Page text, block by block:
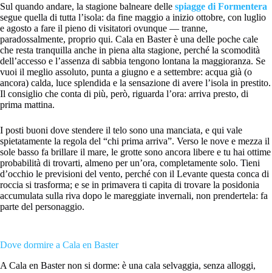
Sul quando andare, la stagione balneare delle spiagge di Formentera
segue quella di tutta l’isola: da fine maggio a inizio ottobre, con luglio
e agosto a fare il pieno di visitatori ovunque — tranne,
paradossalmente, proprio qui. Cala en Baster è una delle poche cale
che resta tranquilla anche in piena alta stagione, perché la scomodità
dell’accesso e l’assenza di sabbia tengono lontana la maggioranza. Se
vuoi il meglio assoluto, punta a giugno e a settembre: acqua già (o
ancora) calda, luce splendida e la sensazione di avere l’isola in prestito.
Il consiglio che conta di più, però, riguarda l’ora: arriva presto, di
prima mattina.
I posti buoni dove stendere il telo sono una manciata, e qui vale
spietatamente la regola del “chi prima arriva”. Verso le nove e mezza il
sole basso fa brillare il mare, le grotte sono ancora libere e tu hai ottime
probabilità di trovarti, almeno per un’ora, completamente solo. Tieni
d’occhio le previsioni del vento, perché con il Levante questa conca di
roccia si trasforma; e se in primavera ti capita di trovare la posidonia
accumulata sulla riva dopo le mareggiate invernali, non prendertela: fa
parte del personaggio.
Dove dormire a Cala en Baster
A Cala en Baster non si dorme: è una cala selvaggia, senza alloggi,